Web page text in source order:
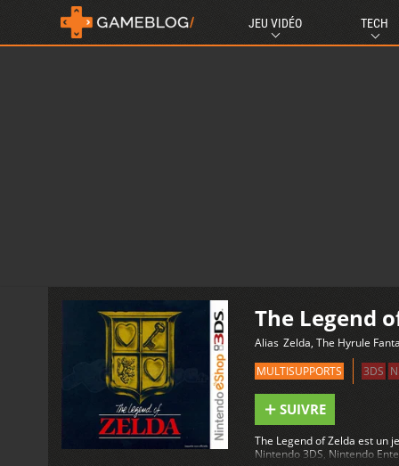
JEU VIDÉO TECH
The Legend
Alias Zelda, The Hyrule
MULTISUPPORTS
3DS
SUIVRE
The Legend of Zelda est un
Nintendo 3DS, Nintendo